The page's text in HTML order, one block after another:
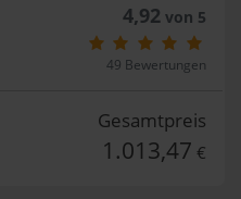
4,92von 5
49 Bewertungen
Gesamtpreis
1.013,47 €